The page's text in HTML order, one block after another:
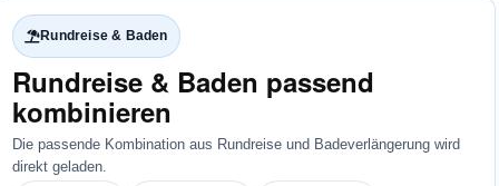
Rundreise & Baden
Rundreise & Baden passend
kombinieren
Die passende Kombination aus Rundreise und Badeverlängerung wird
direkt geladen.